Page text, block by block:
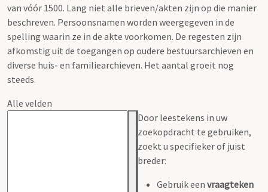
van vóór 1500. Lang niet alle brieven/akten zijn op die manier
beschreven. Persoonsnamen worden weergegeven in de
spelling waarin ze in de akte voorkomen. De regesten zijn
afkomstig uit de toegangen op oudere bestuursarchieven en
diverse huis- en familiearchieven. Het aantal groeit nog
steeds.
Alle velden
Door leestekens in uw
zoekopdracht te gebruiken,
zoekt u specifieker of juist
breder:
Gebruik een vraagteken